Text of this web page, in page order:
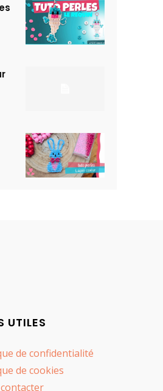
UTILES
de confidentialité
de cookies